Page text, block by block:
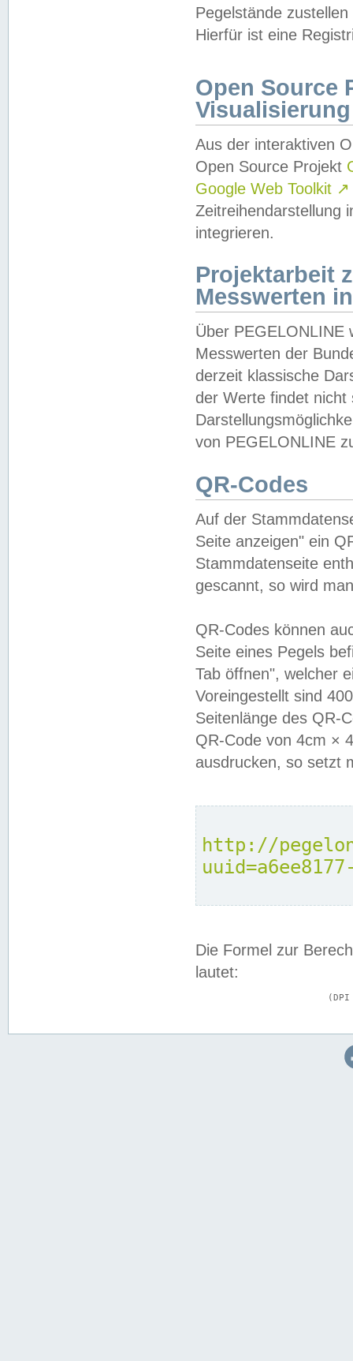
Pegelstände
Hierfür ist eine
Open Source
Visualisierung
Aus der interaktiven
Open Source Projekt
Google Web Toolkit ↗
Zeitreihendarstellung
integrieren.
Projektarbeit
Messwerten
Über PEGELONLINE
Messwerten der
derzeit klassische
der Werte findet
von PEGELONLINE
QR-Codes
Auf der
Seite anzeigen" ein
Stammdatenseite
gescannt, so wird
QR-Codes können
Seite eines Pegels
Tab öffnen", welcher
Voreingestellt sind
Seitenlänge des QR-
QR-Code von 4cm ×
ausdrucken, so setzt
http://
Die Formel zur
lautet: